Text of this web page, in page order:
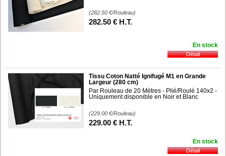
(282.50 €/Rouleau)
282.50 € H.T.
En stock
Tissu Coton Natté Ignifugé M1 en Grande
Largeur (280 cm)
Par Rouleau de 20 Mètres - Plié/Roulé 140x2 -
Uniquement disponible en Noir et Blanc
(229.00 €/Rouleau)
229.00 € H.T.
En stock